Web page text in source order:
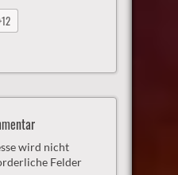
wird nicht
Felder